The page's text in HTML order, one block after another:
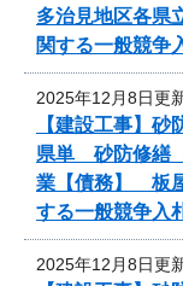
多治見地区各県
関する一般競争
2025年12月8日更
【建設工事】
県単 砂防修繕
業【債務】 板
する一般競争入
2025年12月8日更